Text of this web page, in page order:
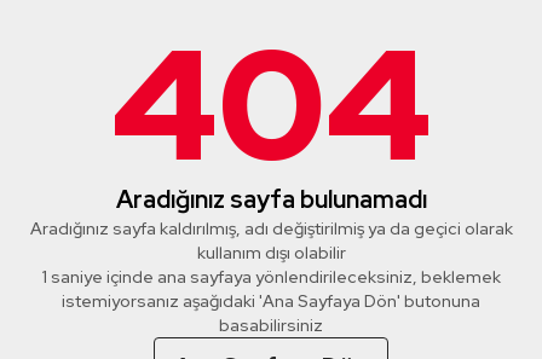
404
Aradığınız sayfa bulunamadı
Aradığınız sayfa kaldırılmış, adı değiştirilmiş ya da geçici olarak
kullanım dışı olabilir
1 saniye içinde ana sayfaya yönlendirileceksiniz, beklemek
istemiyorsanız aşağıdaki 'Ana Sayfaya Dön' butonuna
basabilirsiniz